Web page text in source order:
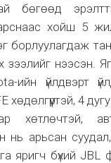
бөгөөд
хойш 5
борлуулагдаж
зээлийг нээсэн.
ийн үйлдвэрт
хөдөлгүүртэй, 4
хөтлөчтэй,
нь арьсан
яригч бүхий